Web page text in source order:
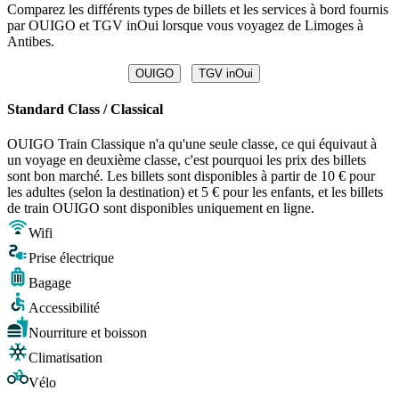
Comparez les différents types de billets et les services à bord fournis
par OUIGO et TGV inOui lorsque vous voyagez de Limoges à
Antibes.
OUIGO TGV inOui
Standard Class / Classical
OUIGO Train Classique n'a qu'une seule classe, ce qui équivaut à
un voyage en deuxième classe, c'est pourquoi les prix des billets
sont bon marché. Les billets sont disponibles à partir de 10 € pour
les adultes (selon la destination) et 5 € pour les enfants, et les billets
de train OUIGO sont disponibles uniquement en ligne.
Wifi
Prise électrique
Bagage
Accessibilité
Nourriture et boisson
Climatisation
Vélo